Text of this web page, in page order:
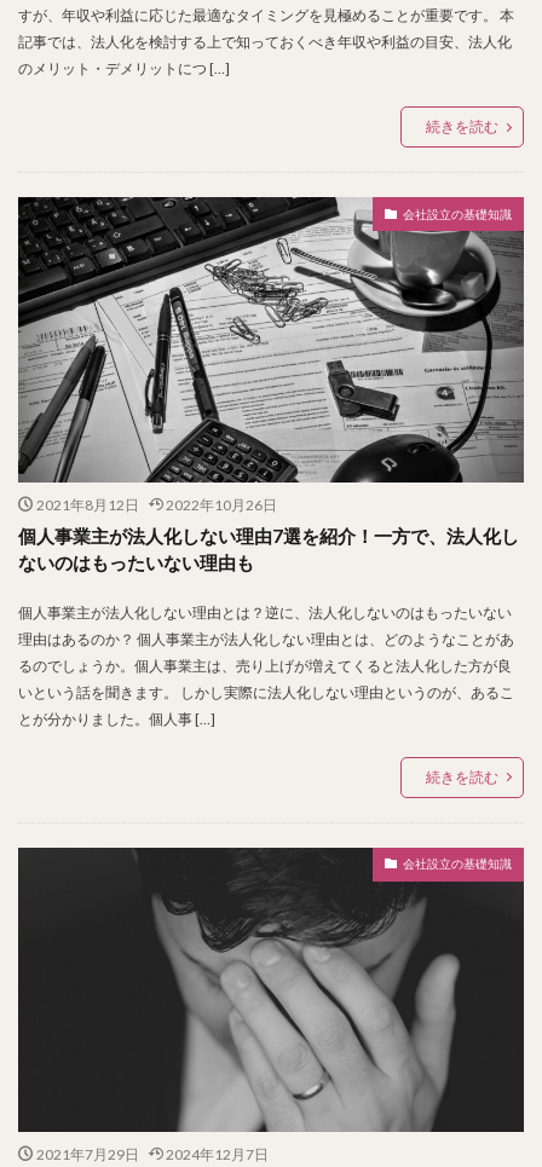
すが、年収や利益に応じた最適なタイミングを見極めることが重要です。 本
記事では、法人化を検討する上で知っておくべき年収や利益の目安、法人化
のメリット・デメリットにつ […]
続きを読む
会社設立の基礎知識
2021年8月12日 2022年10月26日
個人事業主が法人化しない理由7選を紹介！一方で、法人化し
ないのはもったいない理由も
個人事業主が法人化しない理由とは？逆に、法人化しないのはもったいない
理由はあるのか？ 個人事業主が法人化しない理由とは、どのようなことがあ
るのでしょうか。個人事業主は、売り上げが増えてくると法人化した方が良
いという話を聞きます。 しかし実際に法人化しない理由というのが、あるこ
とが分かりました。個人事 […]
続きを読む
会社設立の基礎知識
2021年7月29日 2024年12月7日